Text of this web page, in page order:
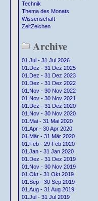
Technik
Thema des Monats
Wissenschaft
ZeitZeichen
Archive
01.Jul - 31 Jul 2026
01.Dez - 31 Dez 2025
01.Dez - 31 Dez 2023
01.Dez - 31 Dez 2022
01.Nov - 30 Nov 2022
01.Nov - 30 Nov 2021
01.Dez - 31 Dez 2020
01.Nov - 30 Nov 2020
01.Mai - 31 Mai 2020
01.Apr - 30 Apr 2020
01.Mär - 31 Mär 2020
01.Feb - 29 Feb 2020
01.Jan - 31 Jan 2020
01.Dez - 31 Dez 2019
01.Nov - 30 Nov 2019
01.Okt - 31 Okt 2019
01.Sep - 30 Sep 2019
01.Aug - 31 Aug 2019
01.Jul - 31 Jul 2019